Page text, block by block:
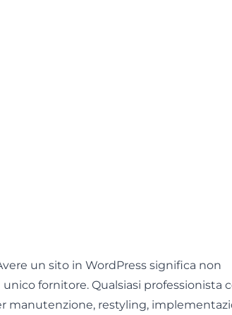
un sito in WordPress significa non
fornitore. Qualsiasi professionista
manutenzione, restyling,